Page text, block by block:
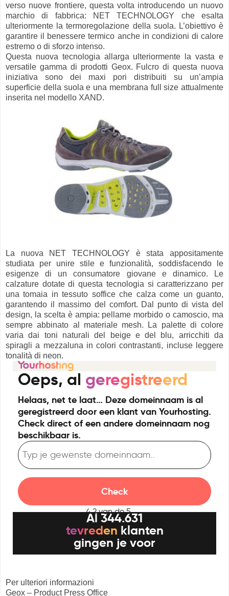
verso nuove frontiere, questa volta introducendo un nuovo
marchio di fabbrica: NET TECHNOLOGY che esalta
ulteriormente la termoregolazione della suola. L’obiettivo è
garantire il benessere termico anche in condizioni di calore
estremo o di sforzo intenso.
Questa nuova tecnologia allarga ulteriormente la vasta e
versatile gamma di prodotti Geox. Fulcro di questa nuova
iniziativa sono dei maxi pori distribuiti su un’ampia
superficie della suola e una membrana full size attualmente
inserita nel modello XAND.
La nuova NET TECHNOLOGY è stata appositamente
studiata per unire stile e funzionalità, soddisfacendo le
esigenze di un consumatore giovane e dinamico. Le
calzature dotate di questa tecnologia si caratterizzano per
una tomaia in tessuto soffice che calza come un guanto,
garantendo il massimo del comfort. Dal punto di vista del
design, la scelta è ampia: pellame morbido o camoscio, ma
sempre abbinato al materiale mesh. La palette di colore
varia dai toni naturali del beige e del blu, arricchiti da
spiragli a mezzaluna in colori contrastanti, incluse leggere
tonalità di neon.
Per ulteriori informazioni
Geox – Product Press Office